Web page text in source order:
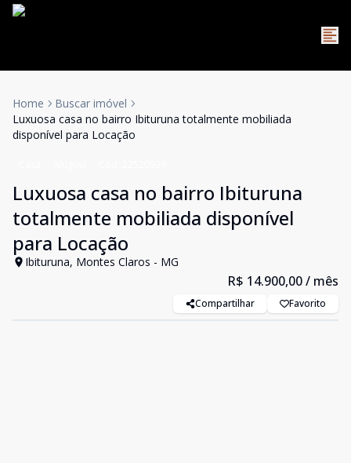
Home
Buscar imóvel
Luxuosa casa no bairro Ibituruna totalmente mobiliada
disponível para Locação
Luxuosa casa no bairro Ibituruna
totalmente mobiliada disponível
para Locação
Ibituruna, Montes Claros - MG
R$ 14.900,00/ mês
Compartilhar Favorito